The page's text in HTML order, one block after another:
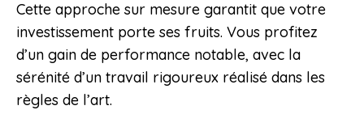
Cette approche sur mesure garantit que votre
investissement porte ses fruits. Vous profitez
d’un gain de performance notable, avec la
sérénité d’un travail rigoureux réalisé dans les
règles de l’art.